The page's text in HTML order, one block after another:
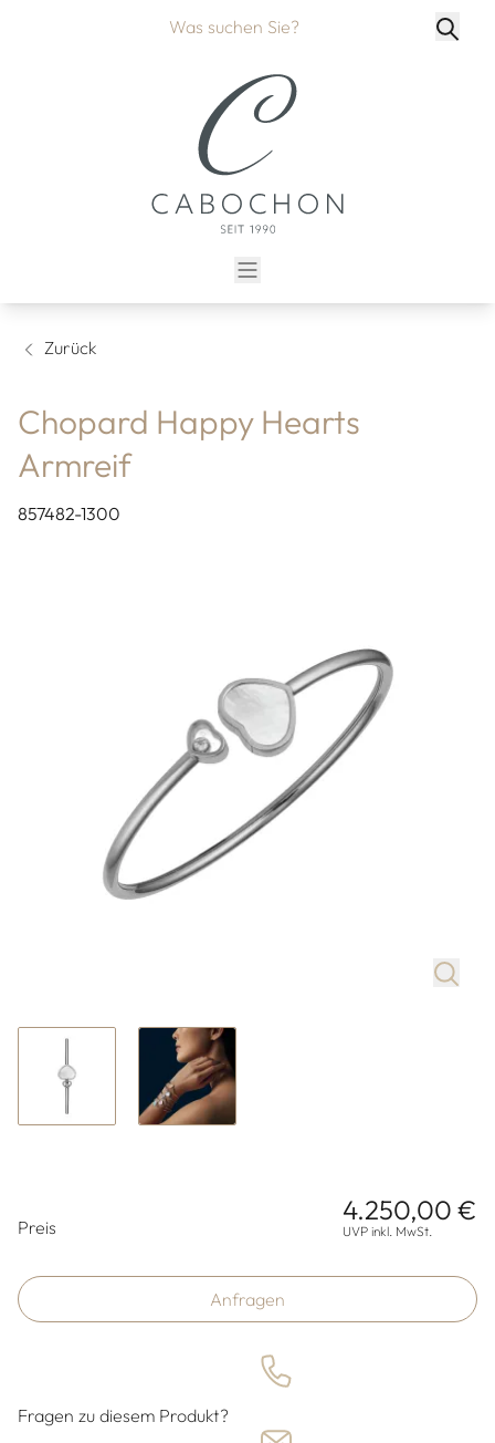
Zurück
Chopard Happy Hearts
Armreif
857482-1300
Preis
4.250,00 €
UVP inkl. MwSt.
Anfragen
Fragen zu diesem Produkt?